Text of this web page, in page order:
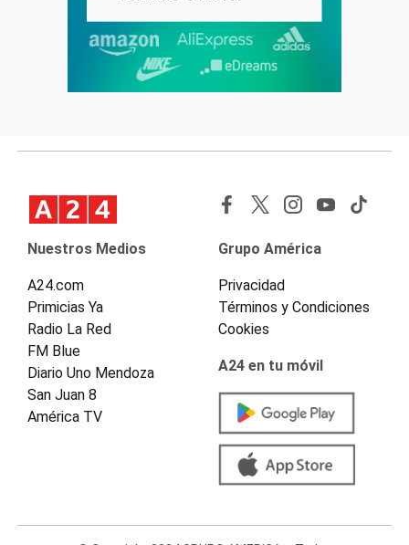
Nuestros Medios
A24.com
Primicias Ya
Radio La Red
FM Blue
Diario Uno Mendoza
San Juan 8
América TV
Grupo América
Privacidad
Términos y Condiciones
Cookies
A24 en tu móvil